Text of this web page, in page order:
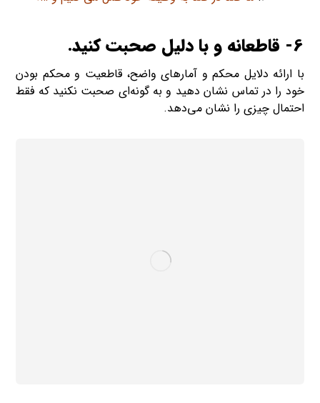
6- قاطعانه و با دلیل صحبت کنید.
با ارائه دلایل محکم و آمارهای واضح، قاطعیت و محکم بودن
خود را در تماس نشان دهید و به گونه‌ای صحبت نکنید که فقط
احتمال چیزی را نشان می‌دهد.